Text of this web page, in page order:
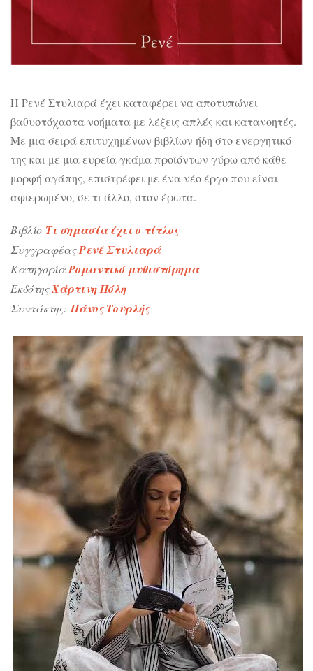
Η Ρενέ Στυλιαρά έχει καταφέρει να αποτυπώνει
βαθυστόχαστα νοήματα με λέξεις απλές και κατανοητές.
Με μια σειρά επιτυχημένων βιβλίων ήδη στο ενεργητικό
της και με μια ευρεία γκάμα προϊόντων γύρω από κάθε
μορφή αγάπης, επιστρέφει με ένα νέο έργο που είναι
αφιερωμένο, σε τι άλλο, στον έρωτα.
Βιβλίο Τι σημασία έχει ο τίτλος
ΣυγγραφέαςΡενέ Στυλιαρά
ΚατηγορίαΡομαντικό μυθιστόρημα
ΕκδότηςΧάρτινη Πόλη
Συντάκτης: Πάνος Τουρλής